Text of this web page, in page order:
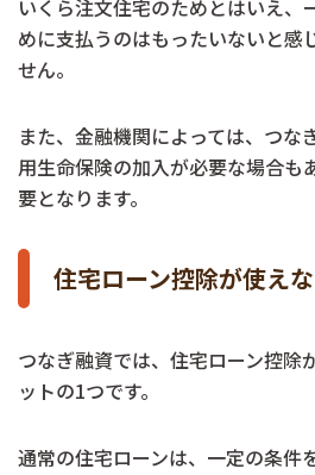
いくら注文住宅のためとはいえ、
めに支払うのはもったいないと感
せん。
また、金融機関によっては、つな
用生命保険の加入が必要な場合も
要となります。
住宅ローン控除が使え
つなぎ融資では、住宅ローン控除
ットの1つです。
通常の住宅ローンは、一定の条件